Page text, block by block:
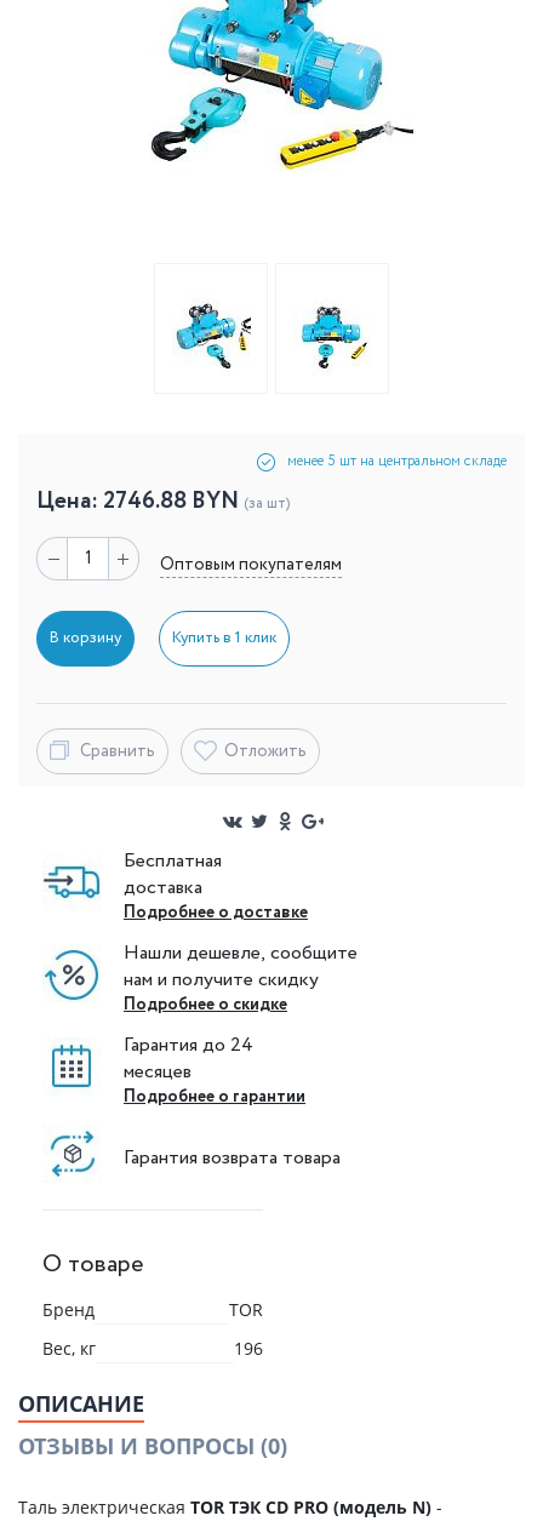
менее 5 шт на центральном складе
Цена: 2746.88 BYN (за шт)
Оптовым покупателям
В корзину Купить в 1 клик
Сравнить Отложить
Бесплатная
доставка
Подробнее о доставке
Нашли дешевле, сообщите
нам и получите скидку
Подробнее о скидке
Гарантия до 24
месяцев
Подробнее о гарантии
Гарантия возврата товара
О товаре
Бренд
TOR
Вес, кг
196
ОПИСАНИЕ
ОТЗЫВЫ И ВОПРОСЫ (0)
Таль электрическая TOR ТЭК CD PRO (модель N) -